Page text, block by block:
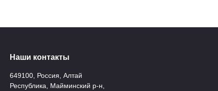
Наши контакты
649100, Россия, Алтай
Республика, Майминский р-н,